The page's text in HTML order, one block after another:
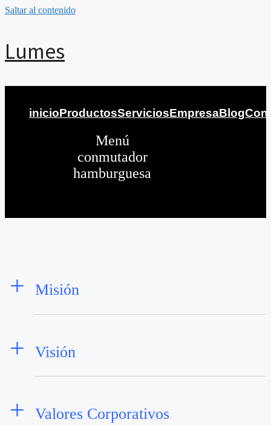
Saltar al contenido
Lumes
inicioProductosServiciosEmpresaBlog
Menú
conmutador
hamburguesa
+ Misión
+ Visión
+ Valores Corporativos